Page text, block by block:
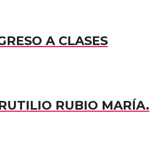
A CLASES
RUBIO MARÍA.